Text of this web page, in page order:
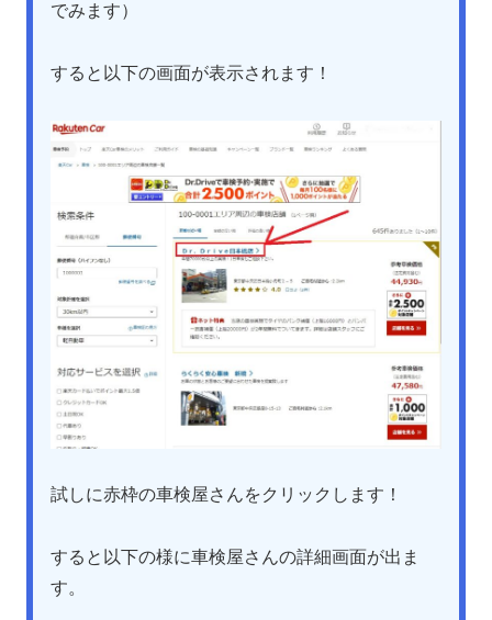
でみます）
すると以下の画面が表示されます！
試しに赤枠の車検屋さんをクリックします！
すると以下の様に車検屋さんの詳細画面が出ま
す。